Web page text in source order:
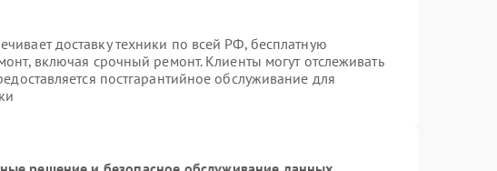
доставку техники по всей РФ, бесплатную
включая срочный ремонт. Клиенты могут отслеживать
постгарантийное обслуживание для